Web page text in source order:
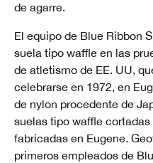
de agarre.
El equipo de Blue Ribbon
suela tipo waffle en las
de atletismo de EE. UU,
celebrarse en 1972, en
de nylon procedente de
suelas tipo waffle
fabricadas en Eugene.
primeros empleados de